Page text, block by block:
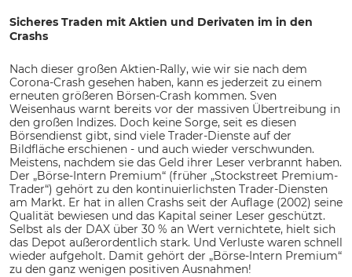
Sicheres Traden mit Aktien und Derivaten im in den
Crashs
Nach dieser großen Aktien-Rally, wie wir sie nach dem
Corona-Crash gesehen haben, kann es jederzeit zu einem
erneuten größeren Börsen-Crash kommen. Sven
Weisenhaus warnt bereits vor der massiven Übertreibung in
den großen Indizes. Doch keine Sorge, seit es diesen
Börsendienst gibt, sind viele Trader-Dienste auf der
Bildfläche erschienen - und auch wieder verschwunden.
Meistens, nachdem sie das Geld ihrer Leser verbrannt haben.
Der „Börse-Intern Premium“ (früher „Stockstreet Premium-
Trader“) gehört zu den kontinuierlichsten Trader-Diensten
am Markt. Er hat in allen Crashs seit der Auflage (2002) seine
Qualität bewiesen und das Kapital seiner Leser geschützt.
Selbst als der DAX über 30 % an Wert vernichtete, hielt sich
das Depot außerordentlich stark. Und Verluste waren schnell
wieder aufgeholt. Damit gehört der „Börse-Intern Premium“
zu den ganz wenigen positiven Ausnahmen!